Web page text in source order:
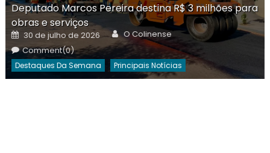
Deputado Marcos Pereira destina R$ 3 milhões para
obras e serviços
Posted
on
30 de julho de 2026 Author
O Colinense
Comment(0)
Destaques Da Semana Principais Notícias